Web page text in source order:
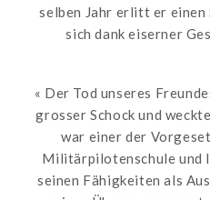
selben Jahr erlitt er einen
sich dank eiserner
« Der Tod unseres
grosser Schock und
war einer der
Militärpilotenschule und
seinen Fähigkeiten als